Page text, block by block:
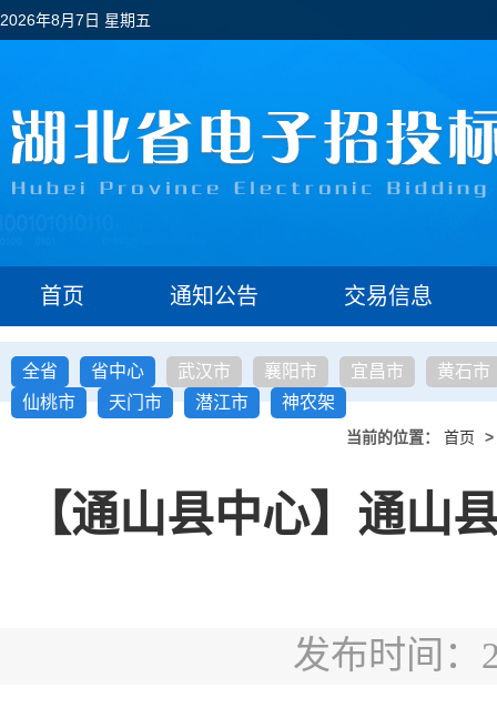
2026年8月7日 星期五
首页 通知公告 交易信息
全省 省中心 武汉市 襄阳市 宜昌市
黄石市
仙桃市
天门市 潜江市 神农架
当前的位置： 首页 >
【通山县中心】通山
发布时间：